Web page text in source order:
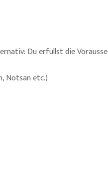
Du erfüllst die
Notsan etc.)